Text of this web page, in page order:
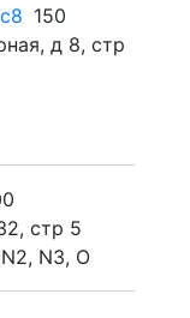
150
д 8, стр
стр 5
N3, O